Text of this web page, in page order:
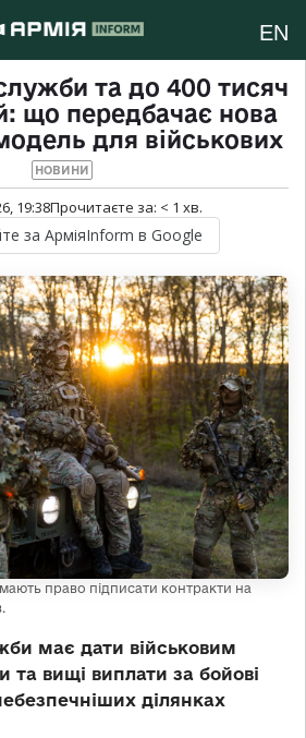
EN
та до 400 тисяч
що передбачає нова
для військових
НОВИНИ
19:38Прочитаєте за: < 1 хв.
за АрміяInform в Google
право підписати контракти на
має дати військовим
та вищі виплати за бойові
ділянках